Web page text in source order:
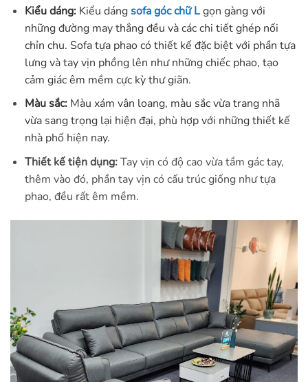
Kiểu dáng:Kiểu dángsofa góc chữ Lgọn gàng với
những đường may thẳng đều và các chi tiết ghép nối
chỉn chu. Sofa tựa phao có thiết kế đặc biệt với phần tựa
lưng và tay vịn phồng lên như những chiếc phao, tạo
cảm giác êm mềm cực kỳ thư giãn.
Màu sắc:Màu xám vân loang, màu sắc vừa trang nhã
vừa sang trọng lại hiện đại, phù hợp với những thiết kế
nhà phố hiện nay.
Thiết kế tiện dụng:Tay vịn có độ cao vừa tầm gác tay,
thêm vào đó, phần tay vịn có cấu trúc giống như tựa
phao, đều rất êm mềm.